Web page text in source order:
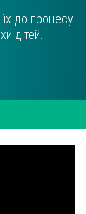
до процесу
дітей.